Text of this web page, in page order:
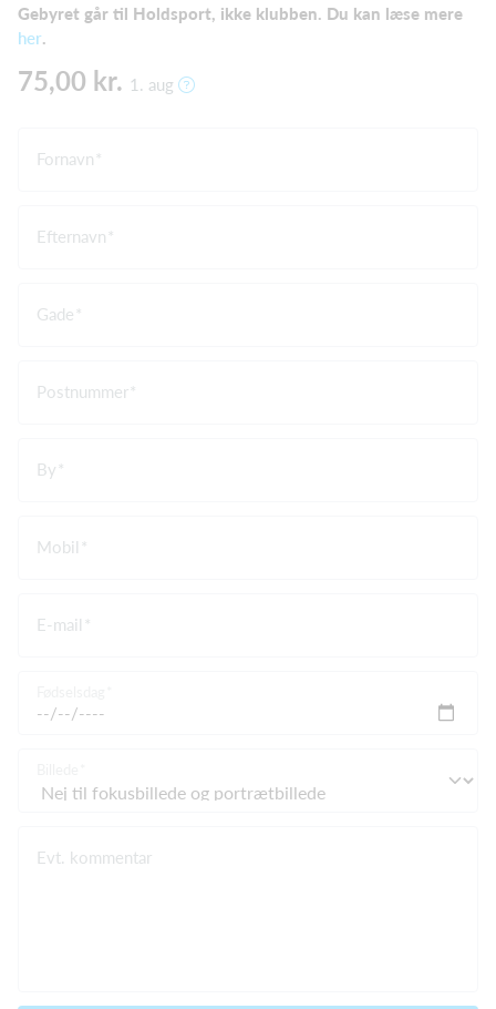
Gebyret går til Holdsport, ikke klubben. Du kan læse mere
her
75,00 kr. 1. aug
Fornavn
Efternavn
Gade
Postnummer
By
Mobil
E-mail
Evt. kommentar